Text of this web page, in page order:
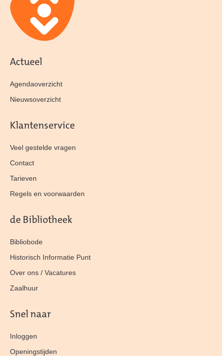
Actueel
Agendaoverzicht
Nieuwsoverzicht
Klantenservice
Veel gestelde vragen
Contact
Tarieven
Regels en voorwaarden
de Bibliotheek
Bibliobode
Historisch Informatie Punt
Over ons / Vacatures
Zaalhuur
Snel naar
Inloggen
Openingstijden